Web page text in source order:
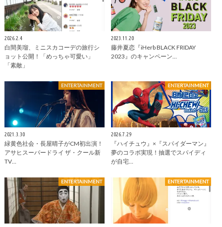
2026.2.4
白間美瑠、ミニスカコーデの旅行シ
ョット公開！「めっちゃ可愛い」
「素敵」
2023.11.20
藤井夏恋『iHerb BLACK FRIDAY
2023』のキャンペーン…
ENTERTAINMENT
2021.3.30
緑黄色社会・長屋晴子がCM初出演！
アサヒスーパードライ ザ・クール新
TV…
ENTERTAINMENT
2026.7.29
『ハイチュウ』×『スパイダーマン』
夢のコラボ実現！抽選でスパイディ
が自宅…
ENTERTAINMENT ENTERTAINMENT